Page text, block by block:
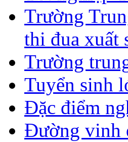
Trường
thi đua xuất
Trường
Tuyển sinh
Đặc điểm
Đường vinh